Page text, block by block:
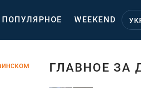
ПОПУЛЯРНОЕ WEEKEND
ГЛАВНОЕ ЗА